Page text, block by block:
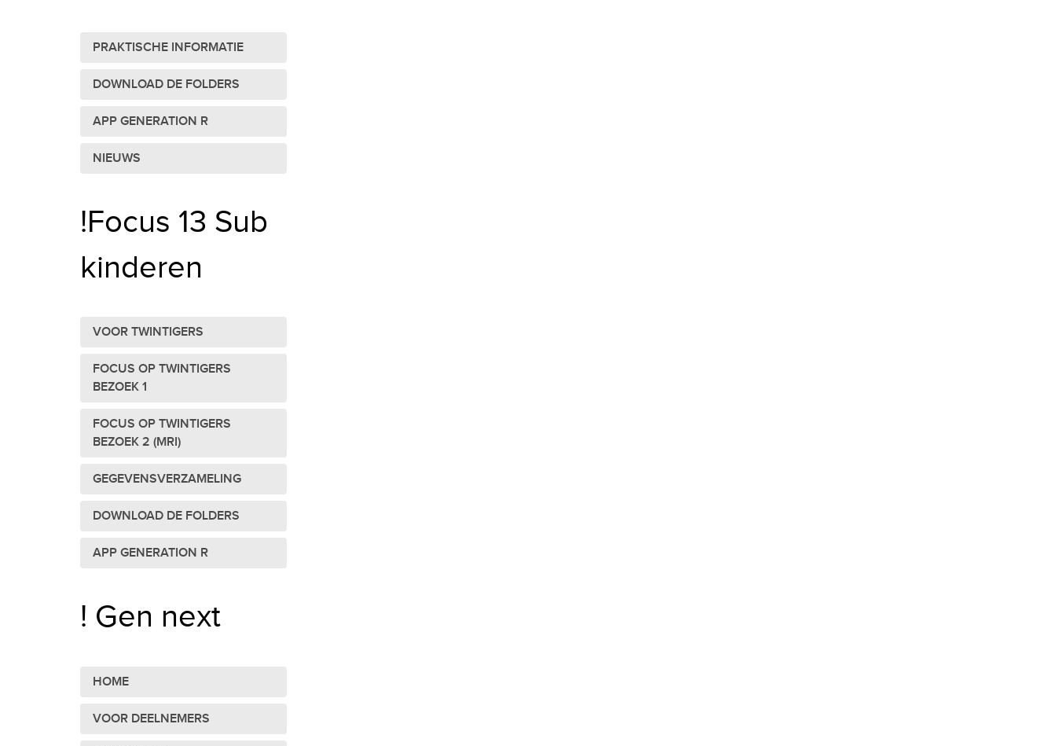
PRAKTISCHE INFORMATIE
DOWNLOAD DE FOLDERS
APP GENERATION R
NIEUWS
!Focus 13 Sub
kinderen
VOOR TWINTIGERS
FOCUS OP TWINTIGERS
BEZOEK 1
FOCUS OP TWINTIGERS
BEZOEK 2 (MRI)
GEGEVENSVERZAMELING
DOWNLOAD DE FOLDERS
APP GENERATION R
! Gen next
HOME
VOOR DEELNEMERS